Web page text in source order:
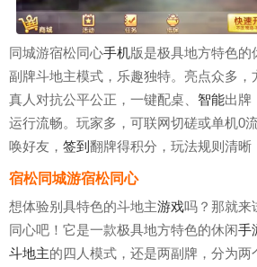
同城游宿松同心手机版是极具地方特色的
副牌斗地主模式，乐趣独特。亮点众多，
真人对抗公平公正，一键配桌、 智能出牌
运行流畅。玩家多，可联网切磋或单机0
唤好友， 签到 翻牌得积分，玩法规则清晰
宿松同城游宿松同心
想体验别具特色的斗地主游戏吗？那就来
同心吧！它是一款极具地方特色的休闲手
斗地主的四人模式，还是两副牌，分为两